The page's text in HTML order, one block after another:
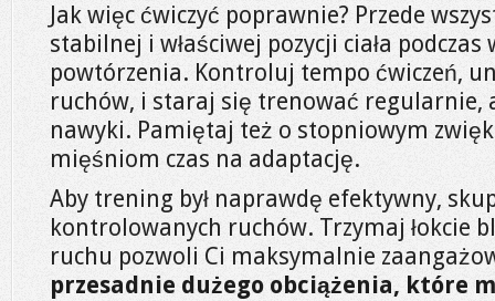
Jak więc ćwiczyć poprawnie? Przede
stabilnej i właściwej pozycji ciała
powtórzenia. Kontroluj tempo ćwiczeń,
ruchów, i staraj się trenować regularnie,
nawyki. Pamiętaj też o stopniowym
mięśniom czas na adaptację.
Aby trening był naprawdę efektywny,
kontrolowanych ruchów. Trzymaj łokcie
ruchu pozwoli Ci maksymalnie
przesadnie dużego obciążenia, które